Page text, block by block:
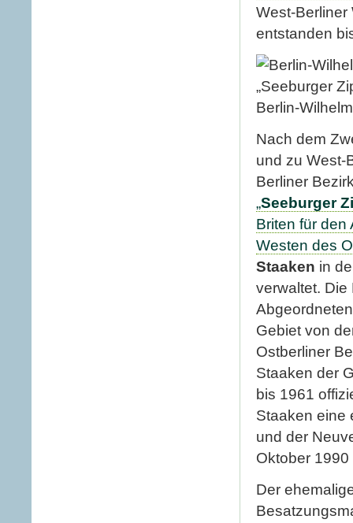
West-Berliner
entstanden
Berlin-
Nach dem
und zu West-
Berliner
„Seeburger
Briten für den
Westen des
Staaken in
verwaltet.
Gebiet von
Ostberliner
Staaken der
bis 1961
Staaken eine
und der
Oktober
Der